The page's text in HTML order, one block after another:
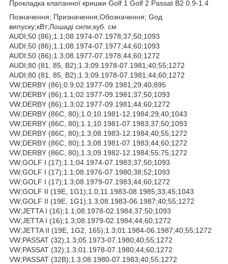
Прокладка клапанної кришки Golf 1 Golf 2 Passat B2 0.9-1.4
Позначення; Призначення;Обозначення; Goд
випуску;кВт;Лошаді сили;куб. см
AUDI;50 (86);1.1;08.1974-07.1978;37;50;1093
AUDI;50 (86);1.1;08.1974-07.1977;44;60;1093
AUDI;50 (86);1.3;08.1977-07.1978;44;60;1272
AUDI;80 (81, 85, B2);1.3;09.1978-07.1981;40;55;1272
AUDI;80 (81, 85, B2);1.3;09.1978-07.1981;44;60;1272
VW;DERBY (86);0.9;02.1977-09.1981;29;40;895
VW;DERBY (86);1.1;02.1977-09.1981;37;50;1093
VW;DERBY (86);1.3;02.1977-09.1981;44;60;1272
VW;DERBY (86C, 80);1.0;10.1981-12.1984;29;40;1043
VW;DERBY (86C, 80);1.1;10.1981-07.1983;37;50;1093
VW;DERBY (86C, 80);1.3;08.1983-12.1984;40;55;1272
VW;DERBY (86C, 80);1.3;08.1981-07.1983;44;60;1272
VW;DERBY (86C, 80);1.3;09.1982-12.1984;55;75;1272
VW;GOLF I (17);1.1;04.1974-07.1983;37;50;1093
VW;GOLF I (17);1.1;08.1976-07.1980;38;52;1093
VW;GOLF I (17);1.3;08.1979-07.1983;44;60;1272
VW;GOLF II (19E, 1G1);1.0;11.1983-08.1985;33;45;1043
VW;GOLF II (19E, 1G1);1.3;08.1983-06.1987;40;55;1272
VW;JETTA I (16);1.1;08.1978-02.1984;37;50;1093
VW;JETTA I (16);1.3;08.1979-02.1984;44;60;1272
VW;JETTA II (19E, 1G2, 165);1.3;01.1984-06.1987;40;55;1272
VW;PASSAT (32);1.3;05.1973-07.1980;40;55;1272
VW;PASSAT (32);1.3;01.1978-07.1980;44;60;1272
VW;PASSAT (32B);1.3;08.1980-07.1983;40;55;1272